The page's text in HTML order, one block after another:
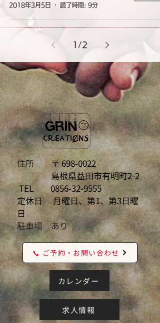
2018年3月5日
読了時間: 9分
1 /2
住所〒698-0022
島根県益田市有明町2-2
TEL 0856-32-9555
定休日 月曜日、第1、第3日曜
日
駐車場 あり
📞 ご予約・お問い合わせ
カレンダー
求人情報